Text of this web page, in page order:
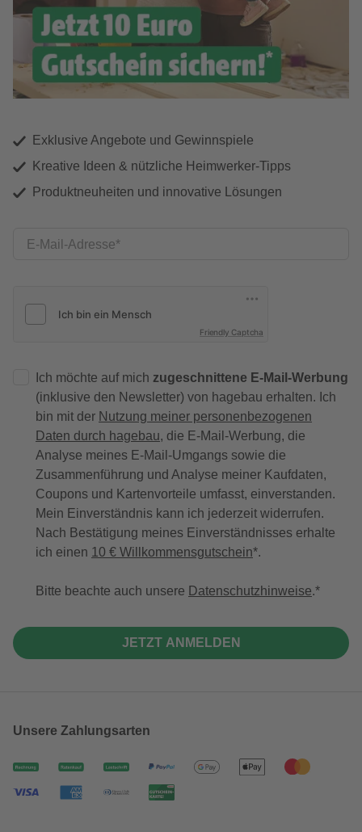
Exklusive Angebote und Gewinnspiele
Kreative Ideen & nützliche Heimwerker-Tipps
Produktneuheiten und innovative Lösungen
E-Mail-Adresse
Friendly Captcha
Ich möchte auf mich zugeschnittene E-Mail-Werbung
(inklusive den Newsletter) von hagebau erhalten. Ich
bin mit der Nutzung meiner personenbezogenen
Daten durch hagebau, die E-Mail-Werbung, die
Analyse meines E-Mail-Umgangs sowie die
Zusammenführung und Analyse meiner Kaufdaten,
Coupons und Kartenvorteile umfasst, einverstanden.
Mein Einverständnis kann ich jederzeit widerrufen.
Nach Bestätigung meines Einverständnisses erhalte
ich einen 10 € Willkommensgutschein*.
Bitte beachte auch unsere Datenschutzhinweise.
JETZT ANMELDEN
Unsere Zahlungsarten